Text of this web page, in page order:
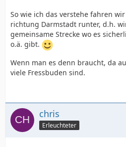
So wie ich das verstehe fahren
richtung Darmstadt runter, d.h.
gemeinsame Strecke wo es
o.ä. gibt.
Wenn man es denn braucht, da
viele Fressbuden sind.
chris
Erleuchteter